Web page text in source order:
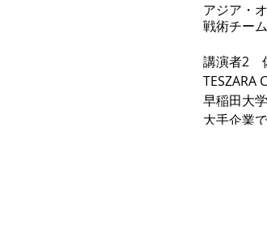
アジア・
戦術チー
講演者2
TESZARA
早稲田大
大手企業